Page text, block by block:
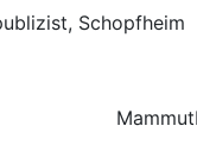
Schopfheim